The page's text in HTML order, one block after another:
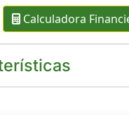
Calculadora